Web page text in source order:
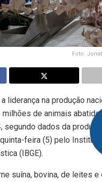
Foto:
liderança na produção
milhões de animais
dados da
feira (5) pelo
(IBGE).
suína, bovina, de leites e